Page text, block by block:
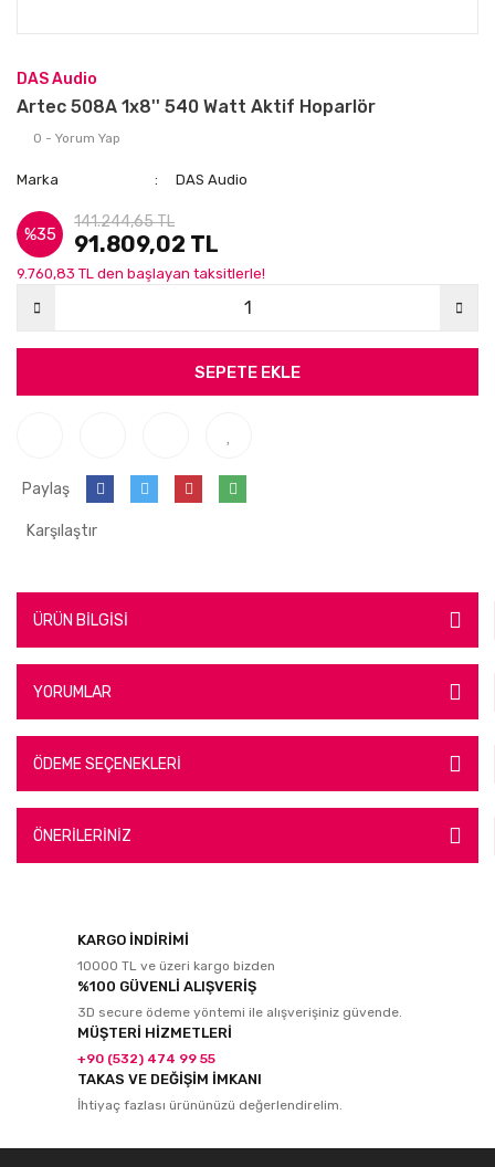
DAS Audio
Artec 508A 1x8'' 540 Watt Aktif Hoparlör
0 - Yorum Yap
Marka DAS Audio
%35
141.244,65 TL
91.809,02 TL
9.760,83 TL den başlayan taksitlerle!
SEPETE EKLE
Paylaş
Karşılaştır
ÜRÜN BİLGİSİ
YORUMLAR
ÖDEME SEÇENEKLERİ
ÖNERİLERİNİZ
KARGO İNDİRİMİ
10000 TL ve üzeri kargo bizden
%100 GÜVENLİ ALIŞVERİŞ
3D secure ödeme yöntemi ile alışverişiniz güvende.
MÜŞTERİ HİZMETLERİ
+90 (532) 474 99 55
TAKAS VE DEĞİŞİM İMKANI
İhtiyaç fazlası ürününüzü değerlendirelim.